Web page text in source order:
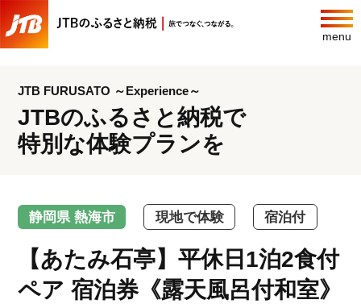
menu
JTB FURUSATO ～Experience～
JTBのふるさと納税で
特別な体験プランを
静岡県 熱海市 現地で体験 宿泊付
【あたみ石亭】平休日1泊2食付
ペア 宿泊券《露天風呂付和室》